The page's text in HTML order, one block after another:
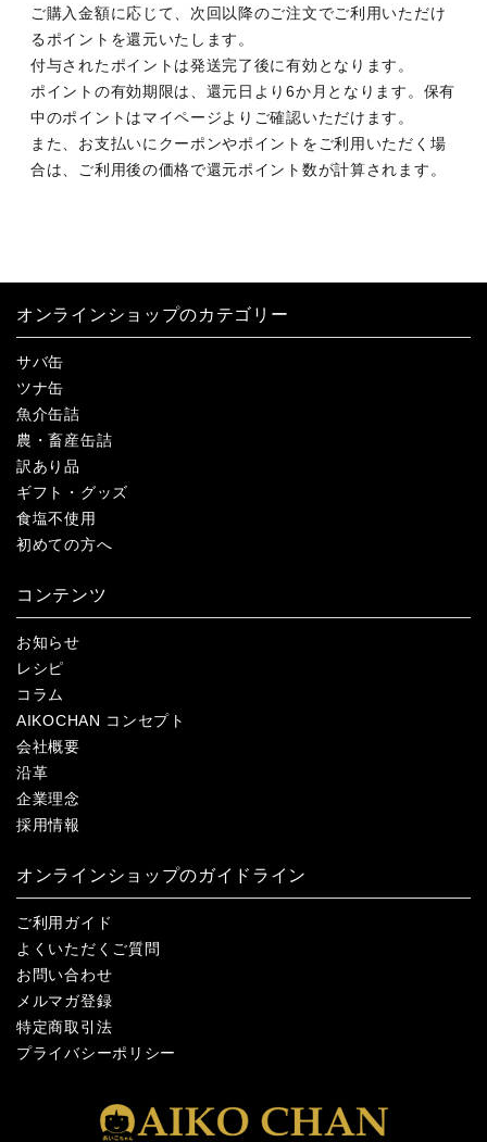
ご購入金額に応じて、次回以降のご注文でご利用いただけ
るポイントを還元いたします。
付与されたポイントは発送完了後に有効となります。
ポイントの有効期限は、還元日より6か月となります。保有
中のポイントはマイページよりご確認いただけます。
また、お支払いにクーポンやポイントをご利用いただく場
合は、ご利用後の価格で還元ポイント数が計算されます。
オンラインショップのカテゴリー
サバ缶
ツナ缶
魚介缶詰
農・畜産缶詰
訳あり品
ギフト・グッズ
食塩不使用
初めての方へ
コンテンツ
お知らせ
レシピ
コラム
AIKOCHAN コンセプト
会社概要
沿革
企業理念
採用情報
オンラインショップのガイドライン
ご利用ガイド
よくいただくご質問
お問い合わせ
メルマガ登録
特定商取引法
プライバシーポリシー